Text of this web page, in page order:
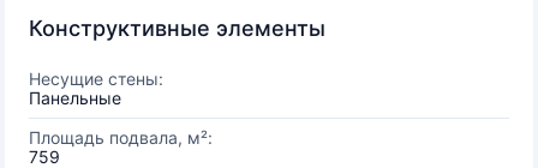
Конструктивные элементы
Несущие стены:
Панельные
Площадь подвала, м²:
759